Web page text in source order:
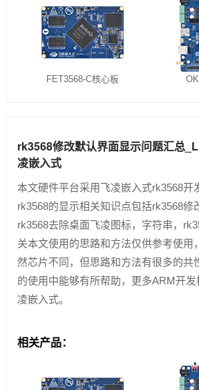
FET3568-C核心板
rk3568修改默认界面显示问题汇总
凌嵌入式
本文硬件平台采用飞凌嵌入式rk3568开
rk3568的显示相关知识点包括rk3568修
rk3568去除桌面飞凌图标，字符串，
关本文使用的思路和方法仅供参考使用
然芯片不同，但思路和方法有很多的共
的使用中能够有所帮助，更多ARM开
凌嵌入式。
相关产品：